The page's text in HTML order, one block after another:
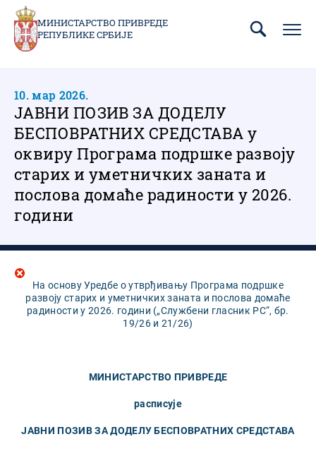
Пребаци
главни
МИНИСТАРСТВО ПРИВРЕДЕ
РЕПУБЛИКЕ СРБИЈЕ
10. мар 2026.
ЈАВНИ ПОЗИВ ЗА ДОДЕЛУ
БЕСПОВРАТНИХ СРЕДСТАВА у
оквиру Програма подршке развоју
старих и уметничких заната и
послова домаће радиности у 2026.
години
На основу Уредбе о утврђивању Програма подршке
развоју старих и уметничких заната и послова домаће
радиности у 2026. години („Службени гласник РС“, бр.
19/26 и 21/26)
МИНИСТАРСТВО ПРИВРЕДЕ
расписује
ЈАВНИ ПОЗИВ ЗА ДОДЕЛУ БЕСПОВРАТНИХ СРЕДСТАВА